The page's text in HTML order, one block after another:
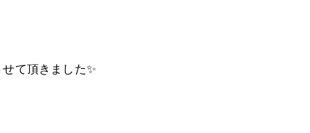
て頂きました✨️